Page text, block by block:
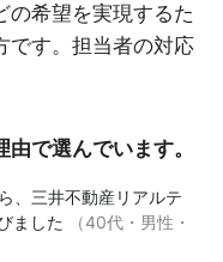
の希望を実現するた
です。担当者の対応
で選んでいます。
、三井不動産リアルテ
ました
（40代・男性・